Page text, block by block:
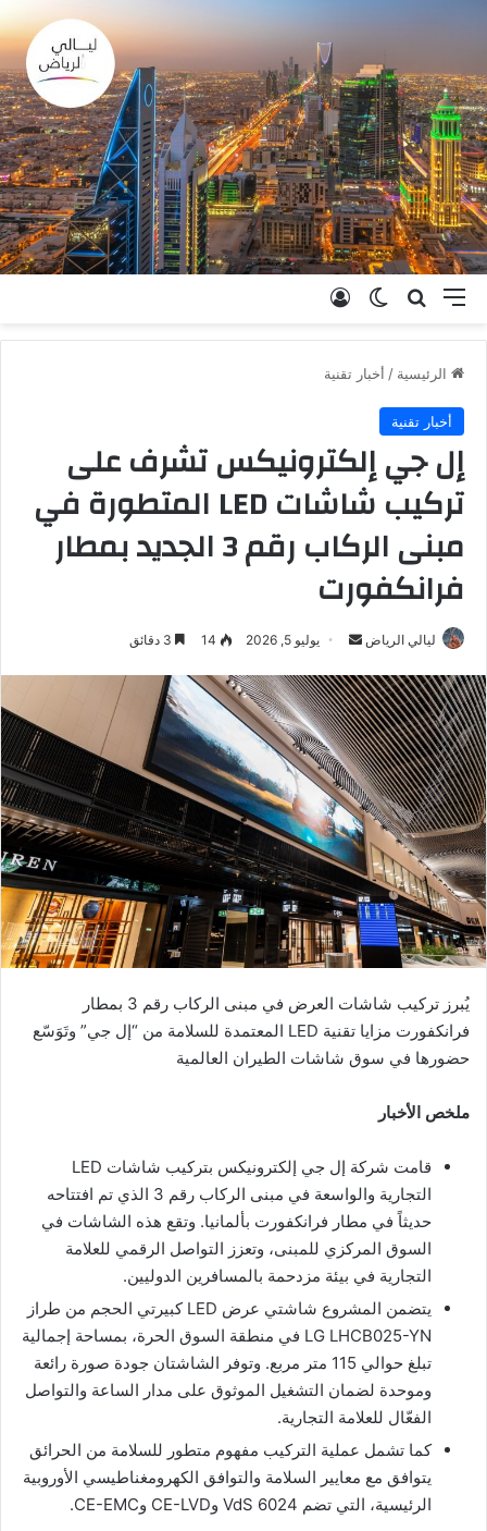
القائمة بحث عنالوضع المظلم
الرئيسية / أخبار تقنية
أخبار تقنية
إل جي إلكترونيكس تشرف على
تركيب شاشات LED المتطورة في
مبنى الركاب رقم 3 الجديد بمطار
فرانكفورت
ليالي الرياض
س
ل
ب
ر
ي
د
إ
ل
ك
ت
و
ن
يوليو 5, 2026 14
يُبرز تركيب شاشات العرض في مبنى الركاب رقم 3 بمطار
فرانكفورت مزايا تقنية LED المعتمدة للسلامة من “إل جي” وتَوَسّع
حضورها في سوق شاشات الطيران العالمية
ملخص الأخبار
قامت شركة إل جي إلكترونيكس بتركيب شاشات LED
التجارية والواسعة في مبنى الركاب رقم 3 الذي تم افتتاحه
حديثاً في مطار فرانكفورت بألمانيا. وتقع هذه الشاشات في
السوق المركزي للمبنى، وتعزز التواصل الرقمي للعلامة
التجارية في بيئة مزدحمة بالمسافرين الدوليين.
يتضمن المشروع شاشتي عرض LED كبيرتي الحجم من طراز
LG LHCB025-YN في منطقة السوق الحرة، بمساحة إجمالية
تبلغ حوالي 115 متر مربع. وتوفر الشاشتان جودة صورة رائعة
وموحدة لضمان التشغيل الموثوق على مدار الساعة والتواصل
الفعّال للعلامة التجارية.
كما تشمل عملية التركيب مفهوم متطور للسلامة من الحرائق
يتوافق مع معايير السلامة والتوافق الكهرومغناطيسي الأوروبية
الرئيسية، التي تضم VdS 6024 وCE-LVD وCE-EMC.